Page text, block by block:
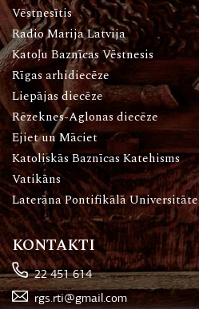
Vēstnesītis
Radio Marija Latvija
Katoļu Baznīcas Vēstnesis
Rīgas arhidiecēze
Liepājas diecēze
Rēzeknes-Aglonas diecēze
Ejiet un Māciet
Katoliskās Baznīcas Katehisms
Vatikāns
Laterāna Pontifikālā Universitāte
KONTAKTI
22 451 614
rgs.rti@gmail.com